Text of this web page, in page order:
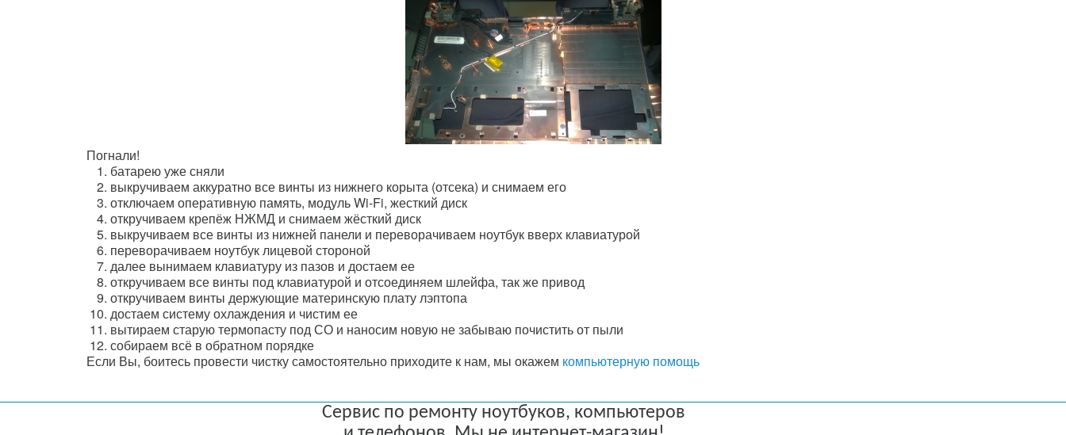
Погнали!
батарею уже сняли
выкручиваем аккуратно все винты из нижнего корыта (отсека) и снимаем его
отключаем оперативную память, модуль Wi-Fi, жесткий диск
откручиваем крепёж НЖМД и снимаем жёсткий диск
выкручиваем все винты из нижней панели и переворачиваем ноутбук вверх клавиатурой
переворачиваем ноутбук лицевой стороной
далее вынимаем клавиатуру из пазов и достаем ее
откручиваем все винты под клавиатурой и отсоединяем шлейфа, так же привод
откручиваем винты держующие материнскую плату лэптопа
достаем систему охлаждения и чистим ее
вытираем старую термопасту под СО и наносим новую не забываю почистить от пыли
собираем всё в обратном порядке
Если Вы, боитесь провести чистку самостоятельно приходите к нам, мы окажем компьютерную помощь
Сервис по ремонту ноутбуков, компьютеров